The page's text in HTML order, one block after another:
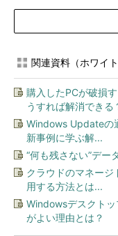
関連資料（ホワイト
購入したPCが破損
うすれば解消できる
Windows Updateの
新事例に学ぶ解...
“何も残さない”デー
クラウドのマネー
用する方法とは...
Windowsデスクト
がよい理由とは？